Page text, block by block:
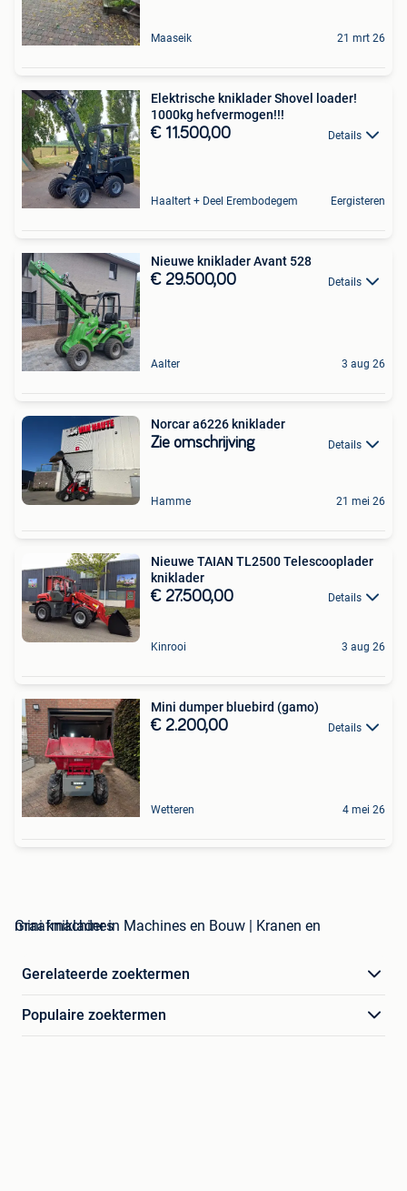
Maaseik 21 mrt 26
Elektrische kniklader Shovel loader!
1000kg hefvermogen!!!
€ 11.500,00 Details
Haaltert + Deel Erembodegem Eergisteren
Nieuwe kniklader Avant 528
€ 29.500,00 Details
Aalter 3 aug 26
Norcar a6226 kniklader
Zie omschrijving Details
Hamme 21 mei 26
Nieuwe TAIAN TL2500 Telescooplader
kniklader
€ 27.500,00 Details
Kinrooi 3 aug 26
Mini dumper bluebird (gamo)
€ 2.200,00 Details
Wetteren 4 mei 26
mini kniklader in Machines en Bouw | Kranen en Graafmachines
Gerelateerde zoektermen
Populaire zoektermen